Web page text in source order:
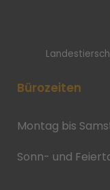
Bürozeiten
Montag bis
Sonn- und